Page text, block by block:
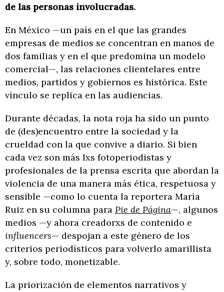
de las personas involucradas.
En México —un país en el que las grandes
empresas de medios se concentran en manos de
dos familias y en el que predomina un modelo
comercial—, las relaciones clientelares entre
medios, partidos y gobiernos es histórica. Este
vínculo se replica en las audiencias.
Durante décadas, la nota roja ha sido un punto
de (des)encuentro entre la sociedad y la
crueldad con la que convive a diario. Si bien
cada vez son más lxs fotoperiodistas y
profesionales de la prensa escrita que abordan la
violencia de una manera más ética, respetuosa y
sensible —como lo cuenta la reportera María
Ruiz en su columna para Pie de Página—, algunos
medios —y ahora creadorxs de contenido e
influencers— despojan a este género de los
criterios periodísticos para volverlo amarillista
y, sobre todo, monetizable.
La priorización de elementos narrativos y